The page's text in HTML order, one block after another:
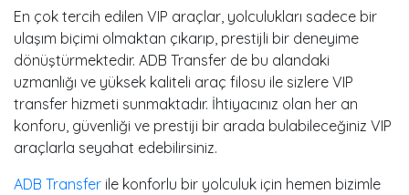
En çok tercih edilen VIP araçlar, yolculukları sadece bir
ulaşım biçimi olmaktan çıkarıp, prestijli bir deneyime
dönüştürmektedir. ADB Transfer de bu alandaki
uzmanlığı ve yüksek kaliteli araç filosu ile sizlere VIP
transfer hizmeti sunmaktadır. İhtiyacınız olan her an
konforu, güvenliği ve prestiji bir arada bulabileceğiniz VIP
araçlarla seyahat edebilirsiniz.
ADB Transfer ile konforlu bir yolculuk için hemen bizimle